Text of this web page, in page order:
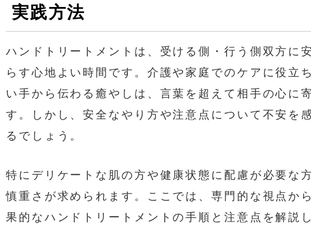
実践方法
ハンドトリートメントは、受ける側・行う側双方に
らす心地よい時間です。介護や家庭でのケアに役立
い手から伝わる癒やしは、言葉を超えて相手の心に
す。しかし、安全なやり方や注意点について不安を
るでしょう。
特にデリケートな肌の方や健康状態に配慮が必要な
慎重さが求められます。ここでは、専門的な視点か
果的なハンドトリートメントの手順と注意点を解説